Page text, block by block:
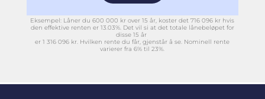
Eksempel: Låner du 600 000 kr over 15 år, koster det 716 096 kr hvis
den effektive renten er 13.03%. Det vil si at det totale lånebeløpet for
disse 15 år
er 1 316 096 kr. Hvilken rente du får, gjenstår å se. Nominell rente
varierer fra 6% til 23%.